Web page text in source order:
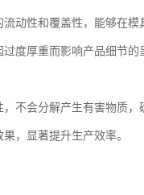
动性和覆盖性，能够在模
度厚重而影响产品细节的
不会分解产生有害物质，
，显著提升生产效率。